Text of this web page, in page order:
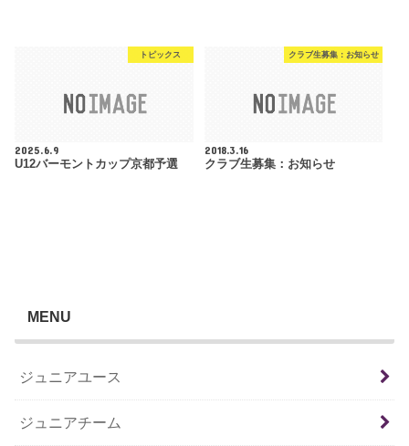
トピックス
2025.6.9
U12バーモントカップ京都予選
クラブ生募集：お知らせ
2018.3.16
クラブ生募集：お知らせ
MENU
ジュニアユース
ジュニアチーム